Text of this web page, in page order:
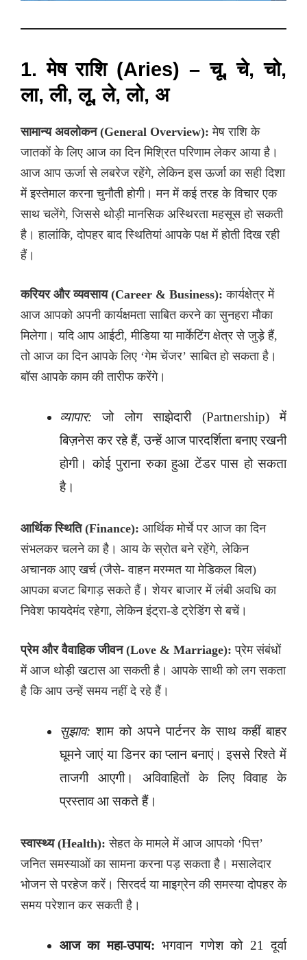
1. मेष राशि (Aries) – चू, चे, चो,
ला, ली, लू, ले, लो, अ
सामान्य अवलोकन (General Overview): मेष राशि के
जातकों के लिए आज का दिन मिश्रित परिणाम लेकर आया है।
आज आप ऊर्जा से लबरेज रहेंगे, लेकिन इस ऊर्जा का सही दिशा
में इस्तेमाल करना चुनौती होगी। मन में कई तरह के विचार एक
साथ चलेंगे, जिससे थोड़ी मानसिक अस्थिरता महसूस हो सकती
है। हालांकि, दोपहर बाद स्थितियां आपके पक्ष में होती दिख रही
हैं।
करियर और व्यवसाय (Career & Business): कार्यक्षेत्र में
आज आपको अपनी कार्यक्षमता साबित करने का सुनहरा मौका
मिलेगा। यदि आप आईटी, मीडिया या मार्केटिंग क्षेत्र से जुड़े हैं,
तो आज का दिन आपके लिए ‘गेम चेंजर’ साबित हो सकता है।
बॉस आपके काम की तारीफ करेंगे।
व्यापार: जो लोग साझेदारी (Partnership) में
बिज़नेस कर रहे हैं, उन्हें आज पारदर्शिता बनाए रखनी
होगी। कोई पुराना रुका हुआ टेंडर पास हो सकता
है।
आर्थिक स्थिति (Finance): आर्थिक मोर्चे पर आज का दिन
संभलकर चलने का है। आय के स्रोत बने रहेंगे, लेकिन
अचानक आए खर्च (जैसे- वाहन मरम्मत या मेडिकल बिल)
आपका बजट बिगाड़ सकते हैं। शेयर बाजार में लंबी अवधि का
निवेश फायदेमंद रहेगा, लेकिन इंट्रा-डे ट्रेडिंग से बचें।
प्रेम और वैवाहिक जीवन (Love & Marriage): प्रेम संबंधों
में आज थोड़ी खटास आ सकती है। आपके साथी को लग सकता
है कि आप उन्हें समय नहीं दे रहे हैं।
सुझाव: शाम को अपने पार्टनर के साथ कहीं बाहर
घूमने जाएं या डिनर का प्लान बनाएं। इससे रिश्ते में
ताजगी आएगी। अविवाहितों के लिए विवाह के
प्रस्ताव आ सकते हैं।
स्वास्थ्य (Health): सेहत के मामले में आज आपको ‘पित्त’
जनित समस्याओं का सामना करना पड़ सकता है। मसालेदार
भोजन से परहेज करें। सिरदर्द या माइग्रेन की समस्या दोपहर के
समय परेशान कर सकती है।
आज का महा-उपाय: भगवान गणेश को 21 दूर्वा